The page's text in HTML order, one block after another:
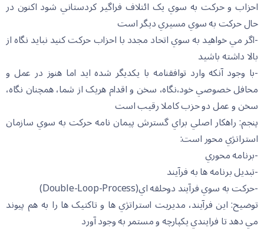
احزاب و حرکت به سوي يک ائتلاف فراگير کردستاني شود اکنون در
حال حرکت به سوي مسيري ديگر است
-اگر مي خواهيد به سوي اتحاد مجدد با احزاب حرکت کنيد نبايد نگاه از
بالا داشته باشيد
-با وجود آنکه وارد توافقنامه با يکديگر شده ايد اما هنوز در عمل و
محافل خصوصي خود،نگاه، سخن و اقدام هريک از شما، همچنان نگاه،
سخن و عمل دو حزب کاملا رقيب است
پنجم: راهکار اصلي براي گسترش پيمان نامه حرکت به سوي سازمان
استراتژي محور است:
-برنامه محوري
-تبديل برنامه ها به فرآيند
-حرکت به سوي فرآيند دوحلقه اي(Double-Loop-Process)
توضيح: اين فرآيند، مديريت استراتژي ها و تاکتيک ها را به هم پيوند
مي دهد تا فرايندي يکپارچه و مستمر به وجود آورد